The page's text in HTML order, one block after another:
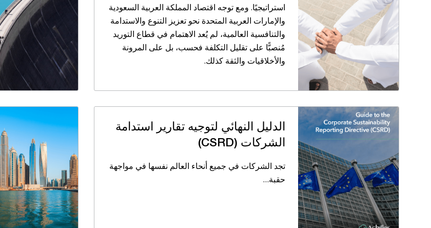
استراتيجيًا. ومع توجه اقتصاد المملكة العربية السعودية
والإمارات العربية المتحدة نحو تعزيز التنوع والاستدامة
والتنافسية العالمية، لم يُعد الاهتمام في قطاع التوريد
مُنصبًّا على تقليل التكلفة فحسب، بل على المرونة
والأخلاقيات والثقة كذلك.
الدليل النهائي لتوجيه تقارير استدامة
الشركات (CSRD)
تجد الشركات في جميع أنحاء العالم نفسها في مواجهة
حقبة…